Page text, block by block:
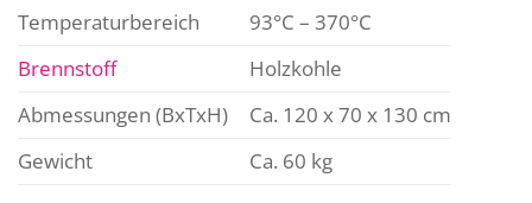
Temperaturbereich
93°C – 370°C
Brennstoff
Holzkohle
Abmessungen (BxTxH)
Ca. 120 x 70 x 130 cm
Gewicht
Ca. 60 kg